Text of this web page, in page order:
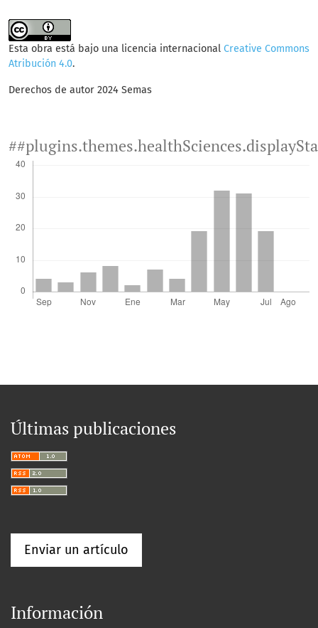
Esta obra está bajo una licencia internacional Creative Commons
Atribución 4.0.
Derechos de autor 2024 Semas
Últimas publicaciones
Enviar un artículo
Información